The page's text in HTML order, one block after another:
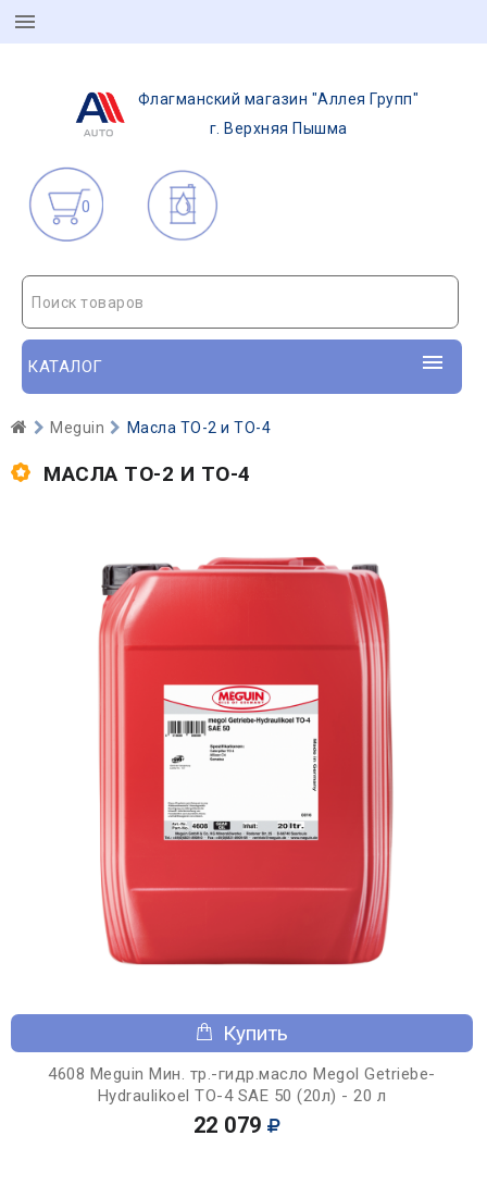
Флагманский магазин "Аллея Групп"
г. Верхняя Пышма
0
Поиск товаров
КАТАЛОГ
Meguin Масла ТО-2 и ТО-4
МАСЛА ТО-2 И ТО-4
Купить
4608 Meguin Мин. тр.-гидр.масло Megol Getriebe-
Hydraulikoel TO-4 SAE 50 (20л) - 20 л
22 079